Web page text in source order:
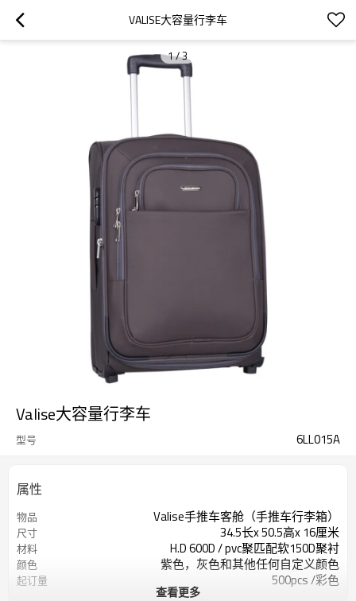
VALISE大容量行李车
1/3
Valise大容量行李车
型号 6LL015A
属性
物品 Valise手推车客舱（手推车行李箱）
尺寸 34.5长x 50.5高x 16厘米
材料 H.D 600D / pvc聚匹配软150D聚衬
颜色 紫色，灰色和其他任何自定义颜色
起订量 500pcs /彩色
查看更多